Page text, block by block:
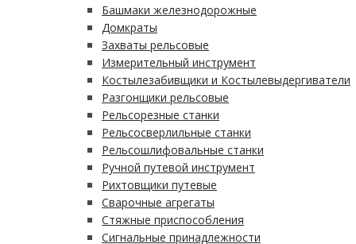
Башмаки железнодорожные
Домкраты
Захваты рельсовые
Измерительный инструмент
Костылезабивщики и Костылевыдергиватели
Разгонщики рельсовые
Рельсорезные станки
Рельсосверлильные станки
Рельсошлифовальные станки
Ручной путевой инструмент
Рихтовщики путевые
Сварочные агрегаты
Стяжные приспособления
Сигнальные принадлежности